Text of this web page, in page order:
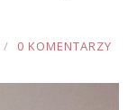
0 KOMENTARZY